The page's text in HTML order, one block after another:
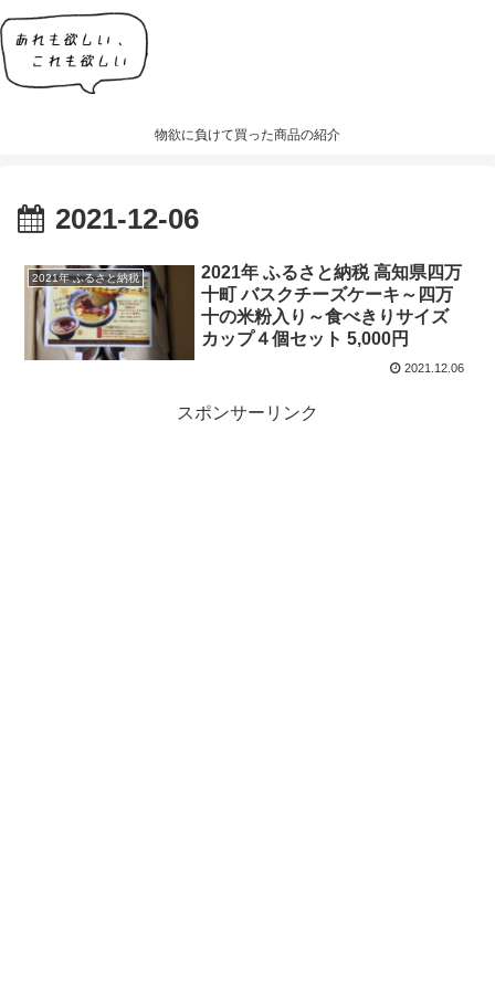
物欲に負けて買った商品の紹介
2021-12-06
2021年 ふるさと納税
2021年 ふるさと納税 高知県四万
十町 バスクチーズケーキ～四万
十の米粉入り～食べきりサイズ
カップ４個セット 5,000円
2021.12.06
スポンサーリンク